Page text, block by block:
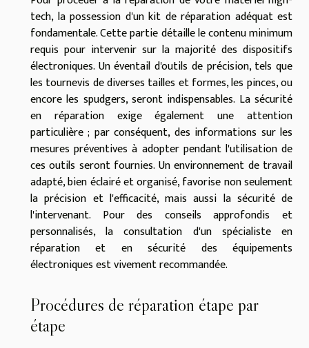
tech, la possession d'un kit de réparation adéquat est
fondamentale. Cette partie détaille le contenu minimum
requis pour intervenir sur la majorité des dispositifs
électroniques. Un éventail d'outils de précision, tels que
les tournevis de diverses tailles et formes, les pinces, ou
encore les spudgers, seront indispensables. La sécurité
en réparation exige également une attention
particulière ; par conséquent, des informations sur les
mesures préventives à adopter pendant l'utilisation de
ces outils seront fournies. Un environnement de travail
adapté, bien éclairé et organisé, favorise non seulement
la précision et l'efficacité, mais aussi la sécurité de
l'intervenant. Pour des conseils approfondis et
personnalisés, la consultation d'un spécialiste en
réparation et en sécurité des équipements
électroniques est vivement recommandée.
Procédures de réparation étape par
étape